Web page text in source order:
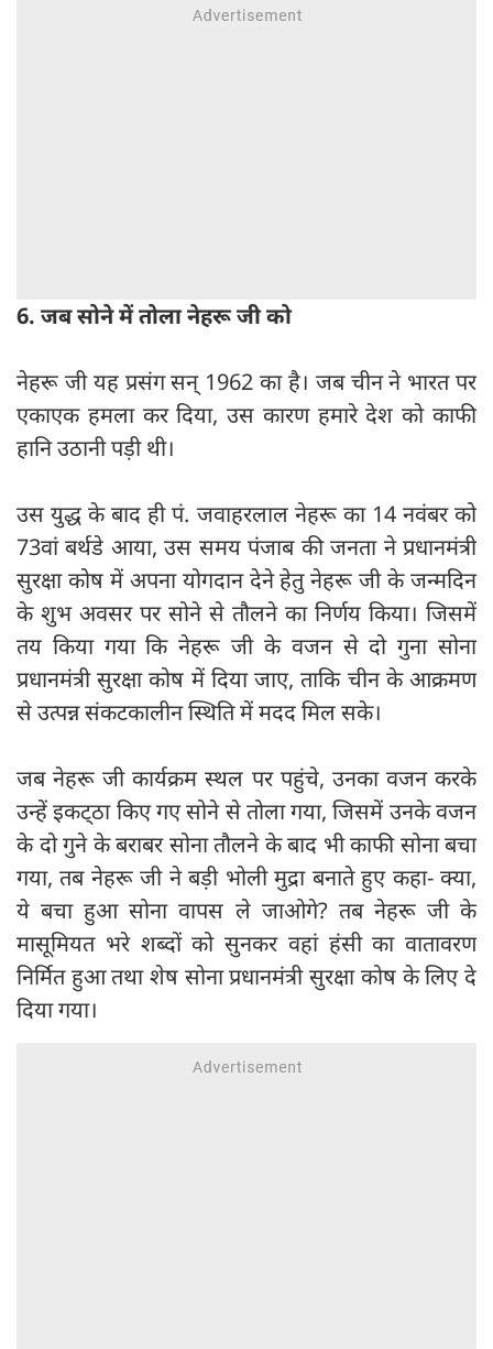
6. जब सोने में तोला नेहरू जी को
नेहरू जी यह प्रसंग सन् 1962 का है। जब चीन ने भारत पर
एकाएक हमला कर दिया, उस कारण हमारे देश को काफी
हानि उठानी पड़ी थी।
उस युद्ध के बाद ही पं. जवाहरलाल नेहरू का 14 नवंबर को
73वां बर्थडे आया, उस समय पंजाब की जनता ने प्रधानमंत्री
सुरक्षा कोष में अपना योगदान देने हेतु नेहरू जी के जन्मदिन
के शुभ अवसर पर सोने से तौलने का निर्णय किया। जिसमें
तय किया गया कि नेहरू जी के वजन से दो गुना सोना
प्रधानमंत्री सुरक्षा कोष में दिया जाए, ताकि चीन के आक्रमण
से उत्पन्न संकटकालीन स्थिति में मदद मिल सके।
जब नेहरू जी कार्यक्रम स्थल पर पहुंचे, उनका वजन करके
उन्हें इकट्‍ठा किए गए सोने से तोला गया, जिसमें उनके वजन
के दो गुने के बराबर सोना तौलने के बाद भी काफी सोना बचा
गया, तब नेहरू जी ने बड़ी भोली मुद्रा बनाते हुए कहा- क्या,
ये बचा हुआ सोना वापस ले जाओगे? तब नेहरू जी के
मासूमियत भरे शब्दों को सुनकर वहां हंसी का वातावरण
निर्मित हुआ तथा शेष सोना प्रधानमंत्री सुरक्षा कोष के लिए दे
दिया गया।